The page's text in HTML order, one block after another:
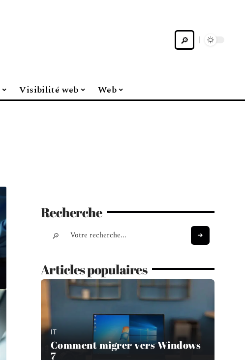
Visibilité web Web
Recherche
Articles populaires
IT
Comment migrer vers Windows
7